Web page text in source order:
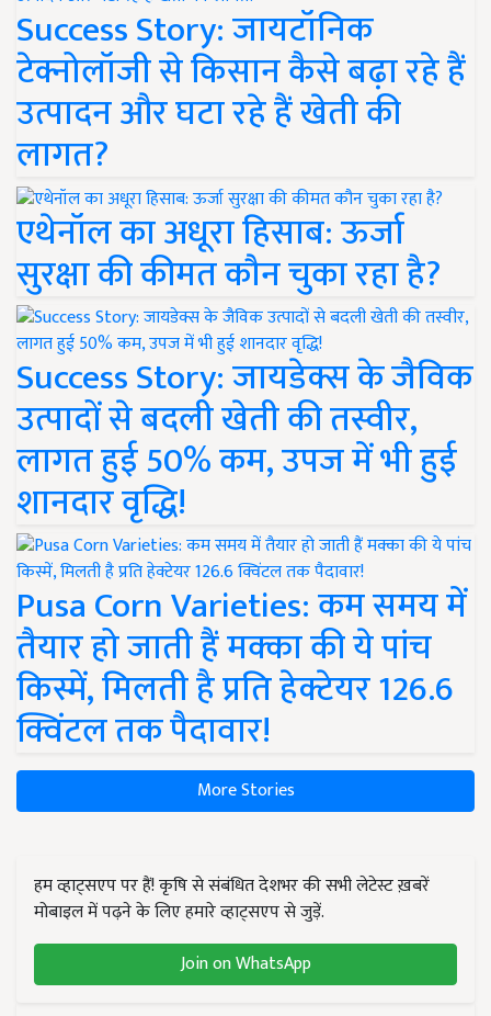
Success Story: जायटॉनिक
टेक्नोलॉजी से किसान कैसे बढ़ा रहे हैं
उत्पादन और घटा रहे हैं खेती की
लागत?
एथेनॉल का अधूरा हिसाब: ऊर्जा
सुरक्षा की कीमत कौन चुका रहा है?
Success Story: जायडेक्स के जैविक
उत्पादों से बदली खेती की तस्वीर,
लागत हुई 50% कम, उपज में भी हुई
शानदार वृद्धि!
Pusa Corn Varieties: कम समय में
तैयार हो जाती हैं मक्का की ये पांच
किस्में, मिलती है प्रति हेक्टेयर 126.6
क्विंटल तक पैदावार!
More Stories
हम व्हाट्सएप पर हैं! कृषि से संबंधित देशभर की सभी लेटेस्ट ख़बरें
मोबाइल में पढ़ने के लिए हमारे व्हाट्सएप से जुड़ें.
Join on WhatsApp